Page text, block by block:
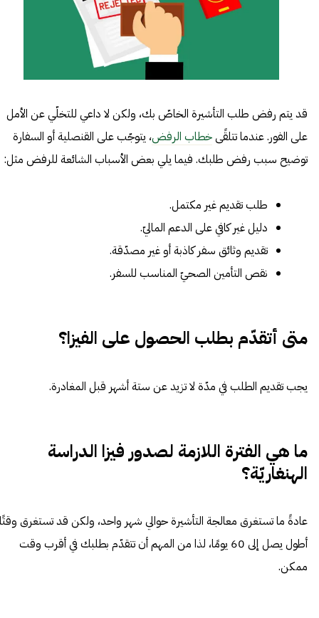
قد يتم رفض طلب التأشيرة الخاصّ بك، ولكن لا داعي للتخلّي عن الأمل
على الفور. عندما تتلقًىخطاب الرفض، يتوجّب على القنصلية أو السفارة
توضيح سبب رفض طلبك. فيما يلي بعض الأسباب الشائعة للرفض مثل:
طلب تقديم غير مكتمل.
دليل غير كافي على الدعم الماليّ.
تقديم وثائق سفر كاذبة أو غير مصدّقة.
نقص التأمين الصحيّ المناسب للسفر.
متى أتقدّم بطلب الحصول على الفيزا؟
يجب تقديم الطلب في مدّة لا تزيد عن ستة أشهر قبل المغادرة.
ما هي الفترة اللازمة لصدور فيزا الدراسة
الهنغاريّة؟
عادةً ما تستغرق معالجة التأشيرة حوالي شهر واحد، ولكن قد تستغرق وقتًا
أطول يصل إلى 60 يومًا، لذا من المهم أن تتقدّم بطلبك في أقرب وقت
ممكن.